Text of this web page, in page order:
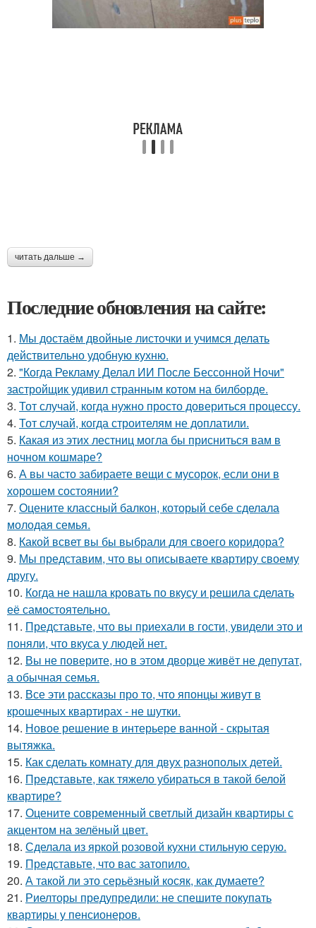
читать дальше →
Последние обновления на сайте:
1. Мы достаём двойные листочки и учимся делать
действительно удобную кухню.
2. "Когда Рекламу Делал ИИ После Бессонной Ночи"
застройщик удивил странным котом на билборде.
3. Тот случай, когда нужно просто довериться процессу.
4. Тот случай, когда строителям не доплатили.
5. Какая из этих лестниц могла бы присниться вам в
ночном кошмаре?
6. А вы часто забираете вещи с мусорок, если они в
хорошем состоянии?
7. Оцените классный балкон, который себе сделала
молодая семья.
8. Какой всвет вы бы выбрали для своего коридора?
9. Мы представим, что вы описываете квартиру своему
другу.
10. Когда не нашла кровать по вкусу и решила сделать
её самостоятельно.
11. Представьте, что вы приехали в гости, увидели это и
поняли, что вкуса у людей нет.
12. Вы не поверите, но в этом дворце живёт не депутат,
а обычная семья.
13. Все эти рассказы про то, что японцы живут в
крошечных квартирах - не шутки.
14. Новое решение в интерьере ванной - скрытая
вытяжка.
15. Как сделать комнату для двух разнополых детей.
16. Представьте, как тяжело убираться в такой белой
квартире?
17. Оцените современный светлый дизайн квартиры с
акцентом на зелёный цвет.
18. Сделала из яркой розовой кухни стильную серую.
19. Представьте, что вас затопило.
20. А такой ли это серьёзный косяк, как думаете?
21. Риелторы предупредили: не спешите покупать
квартиры у пенсионеров.